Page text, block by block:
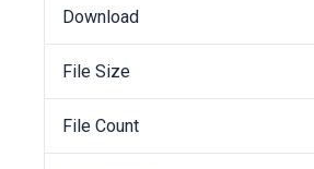
Download
File Size
File Count